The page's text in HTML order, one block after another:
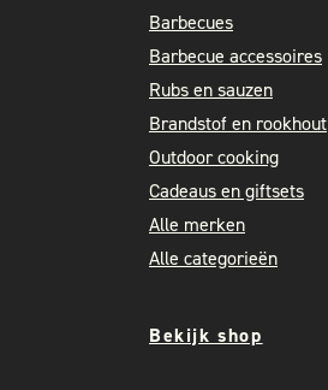
Barbecues
Barbecue accessoires
Rubs en sauzen
Brandstof en rookhout
Outdoor cooking
Cadeaus en giftsets
Alle merken
Alle categorieën
Bekijk shop